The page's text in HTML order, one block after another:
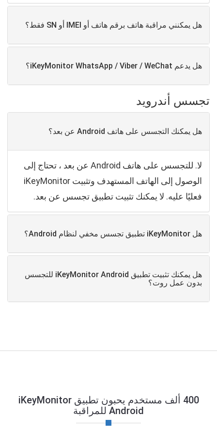
هل يمكنني مراقبة هاتف برقم هاتف أو IMEI أو SN فقط؟
هل يدعم iKeyMonitor WhatsApp / Viber / WeChat؟
تجسس أندرويد
هل يمكنك التجسس على هاتف Android عن بعد؟
لا. للتجسس على هاتف Android عن بعد ، تحتاج إلى
الوصول إلى الهاتف المستهدف وتثبيت iKeyMonitor
فعليًا عليه. لا يمكنك تثبيت تطبيق تجسس عن بعد.
هل iKeyMonitor تطبيق تجسس مخفي لنظام Android؟
هل يمكنك تثبيت تطبيق iKeyMonitor Android للتجسس
بدون عمل روت؟
400 ألف مستخدم يحبون تطبيق iKeyMonitor
Android للمراقبة